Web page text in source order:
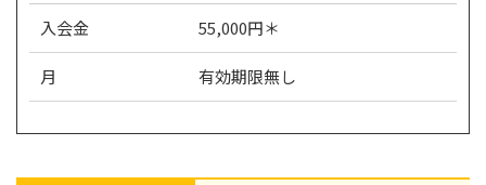
入会金 55,000円＊
月 有効期限無し